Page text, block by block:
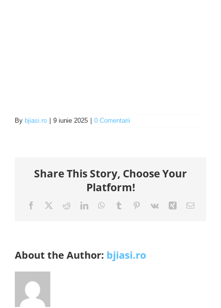
By bjiasi.ro 9 iunie 2025 0 Comentarii
Share This Story, Choose Your
Platform!
Facebook RedditLinkedInWhatsApp
Tumblr Pinterest
Vk Xing E-
About the Author: bjiasi.ro